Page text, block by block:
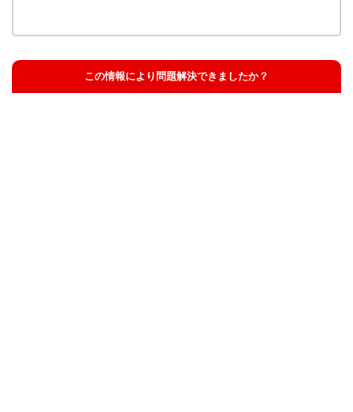
この情報により問題解決できましたか？